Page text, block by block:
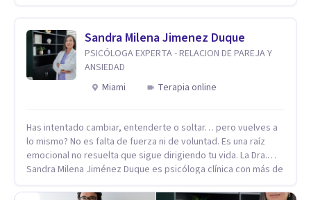
Sandra Milena Jimenez Duque
PSICÓLOGA EXPERTA - RELACION DE PAREJA Y
ANSIEDAD
Miami
Terapia online
Has intentado cambiar, entenderte o soltar… pero vuelves a
lo mismo? No es falta de fuerza ni de voluntad. Es una raíz
emocional no resuelta que sigue dirigiendo tu vida. La Dra.
Sandra Milena Jiménez Duque es psicóloga clínica con más de
profesionales más destacadas en el abordaje profundo de la